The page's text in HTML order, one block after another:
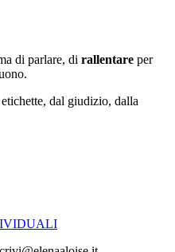
di parlare, di rallentare per
dal giudizio, dalla